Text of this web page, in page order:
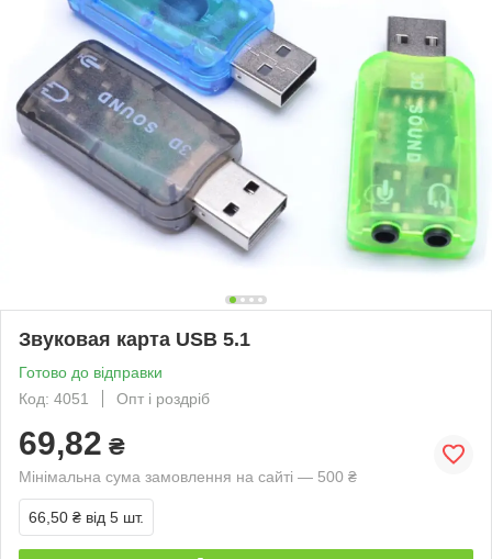
Звуковая карта USB 5.1
Готово до відправки
Код: 4051
Опт і роздріб
69,82 ₴
Мінімальна сума замовлення на сайті — 500 ₴
66,50 ₴ від 5 шт.